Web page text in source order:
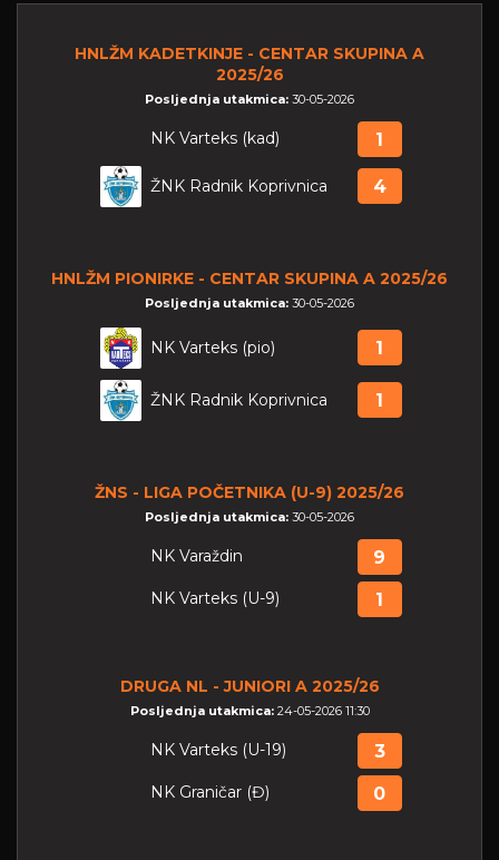
HNLŽM KADETKINJE - CENTAR SKUPINA A
2025/26
Posljednja utakmica: 30-05-2026
NK Varteks (kad) 1
ŽNK Radnik Koprivnica 4
HNLŽM PIONIRKE - CENTAR SKUPINA A 2025/26
Posljednja utakmica: 30-05-2026
NK Varteks (pio) 1
ŽNK Radnik Koprivnica 1
ŽNS - LIGA POČETNIKA (U-9) 2025/26
Posljednja utakmica: 30-05-2026
NK Varaždin 9
NK Varteks (U-9) 1
DRUGA NL - JUNIORI A 2025/26
Posljednja utakmica: 24-05-2026 11:30
NK Varteks (U-19) 3
NK Graničar (Đ) 0